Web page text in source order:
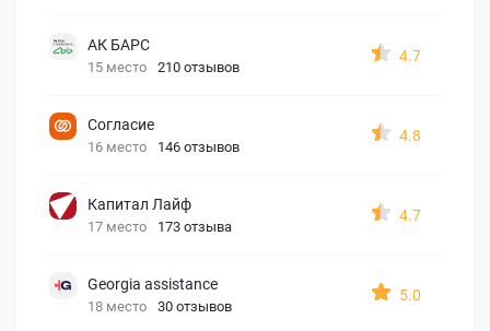
АК БАРС
15 место 210 отзывов
4.7
Согласие
16 место 146 отзывов
4.8
Капитал Лайф
17 место 173 отзыва
4.7
Georgia assistance
18 место 30 отзывов
5.0